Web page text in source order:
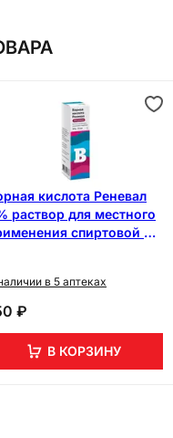
кислота Реневал
раствор для местного
спиртовой 25
в 5 аптеках
₽
В КОРЗИНУ